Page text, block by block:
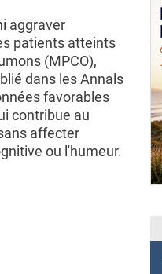
aggraver
patients atteints
(MPCO),
dans les Annals
favorables
contribue au
affecter
ou l'humeur.